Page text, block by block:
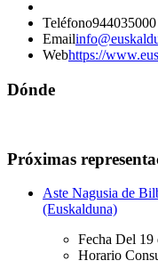
Teléfono944035000
Email
Webhttps://
Dónde
Próximas
Aste Nagusia de
(Euskalduna)
Fecha Del 19
Horario